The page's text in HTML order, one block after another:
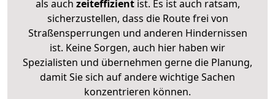
als auch zeiteffizientist. Es ist auch ratsam,
sicherzustellen, dass die Route frei von
Straßensperrungen und anderen Hindernissen
ist. Keine Sorgen, auch hier haben wir
Spezialisten und übernehmen gerne die Planung,
damit Sie sich auf andere wichtige Sachen
konzentrieren können.